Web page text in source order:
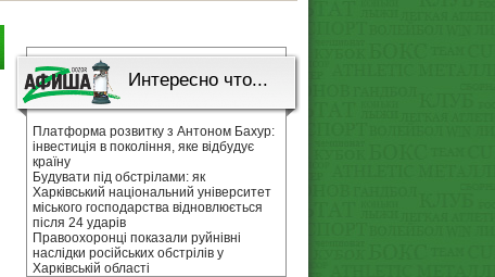
Интересно что...
Платформа розвитку з Антоном Бахур:
інвестиція в покоління, яке відбудує
країну
Будувати під обстрілами: як
Харківський національний університет
міського господарства відновлюється
після 24 ударів
Правоохоронці показали руйнівні
наслідки російських обстрілів у
Харківській області